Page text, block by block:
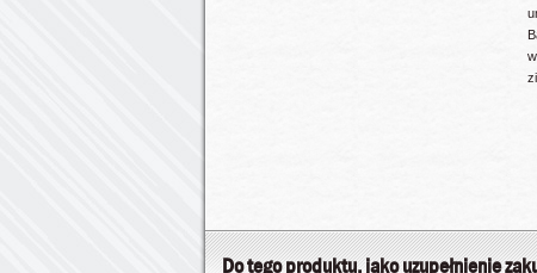
Do tego produktu, jako uzupełnienie